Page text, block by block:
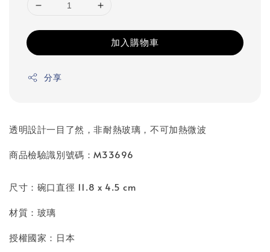
加入購物車
分享
透明設計一目了然，非耐熱玻璃，不可加熱微波
商品檢驗識別號碼：M33696
尺寸：碗口直徑 11.8 x 4.5 cm
材質：玻璃
授權國家：日本